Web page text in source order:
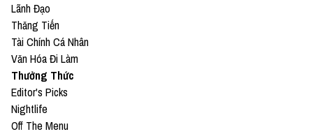
Lãnh Đạo
Thăng Tiến
Tài Chính Cá Nhân
Văn Hóa Đi Làm
Thưởng Thức
Editor's Picks
Nightlife
Off The Menu